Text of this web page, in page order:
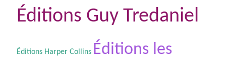
Éditions Guy Tredaniel
Éditions Harper Collins Éditions les